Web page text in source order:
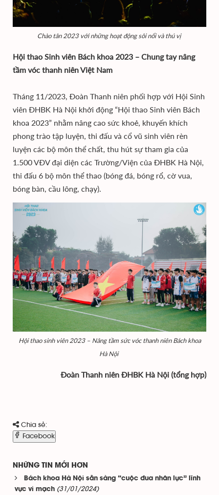
Chào tân 2023 với những hoạt động sôi nổi và thú vị
Hội thao Sinh viên Bách khoa 2023 – Chung tay nâng
tầm vóc thanh niên Việt Nam
Tháng 11/2023, Đoàn Thanh niên phối hợp với Hội Sinh
viên ĐHBK Hà Nội khởi động “Hội thao Sinh viên Bách
khoa 2023” nhằm nâng cao sức khoẻ, khuyến khích
phong trào tập luyện, thi đấu và cổ vũ sinh viên rèn
luyện các bộ môn thể chất, thu hút sự tham gia của
1.500 VĐV đại diện các Trường/Viện của ĐHBK Hà Nội,
thi đấu 6 bộ môn thể thao (bóng đá, bóng rổ, cờ vua,
bóng bàn, cầu lông, chạy).
Hội thao sinh viên 2023 – Nâng tầm sức vóc thanh niên Bách khoa
Hà Nội
Đoàn Thanh niên ĐHBK Hà Nội (tổng hợp)
Chia sẻ:
Facebook
NHỮNG TIN MỚI HƠN
Bách khoa Hà Nội sẵn sàng “cuộc đua nhân lực” lĩnh
vực vi mạch (31/01/2024)